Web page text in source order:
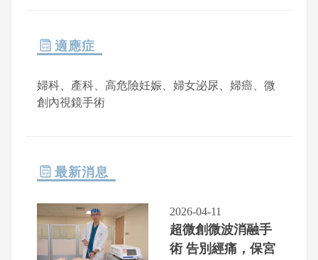
適應症
婦科、產科、高危險妊娠、婦女泌尿、婦癌、微
創內視鏡手術
最新消息
2026-04-11
超微創微波消融手
術 告別經痛，保宮